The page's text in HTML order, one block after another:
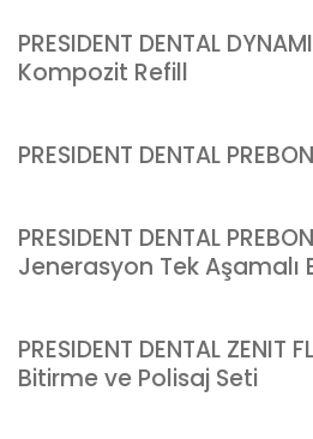
PRESIDENT DENTAL
Kompozit Refill
PRESIDENT DENTAL
PRESIDENT DENTAL
Jenerasyon Tek Aşamalı
PRESIDENT DENTAL ZENIT
Bitirme ve Polisaj Seti